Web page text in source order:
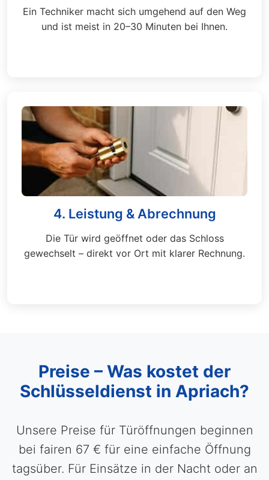
Ein Techniker macht sich umgehend auf den Weg
und ist meist in 20–30 Minuten bei Ihnen.
4. Leistung & Abrechnung
Die Tür wird geöffnet oder das Schloss
gewechselt – direkt vor Ort mit klarer Rechnung.
Preise – Was kostet der
Schlüsseldienst in Apriach?
Unsere Preise für Türöffnungen beginnen
bei fairen 67 € für eine einfache Öffnung
tagsüber. Für Einsätze in der Nacht oder an